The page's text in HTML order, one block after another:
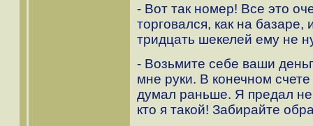
- Вот так номер! Все это
торговался, как на базаре,
тридцать шекелей ему не
- Возьмите себе ваши
мне руки. В конечном
думал раньше. Я предал
кто я такой! Забирайте